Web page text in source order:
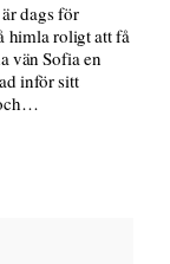
dags för
himla roligt att få
vän Sofia en
inför sitt